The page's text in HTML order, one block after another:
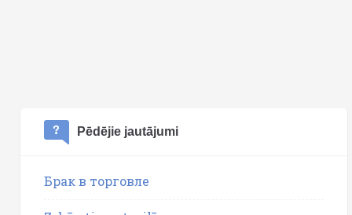
Pēdējie jautājumi
Брак в торговле